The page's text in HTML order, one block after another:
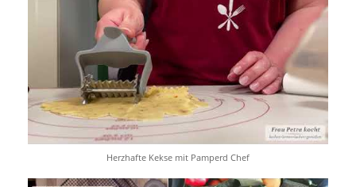
Herzhafte Kekse mit Pamperd Chef